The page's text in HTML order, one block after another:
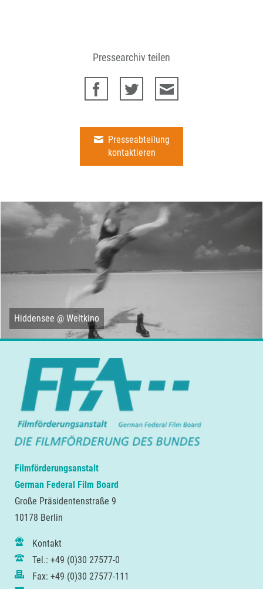
Pressearchiv teilen
Presseabteilung
kontaktieren
Hiddensee @ Weltkino
Filmförderungsanstalt
German Federal Film Board
Große Präsidentenstraße 9
10178 Berlin
Kontakt
Tel.: +49 (0)30 27577-0
Fax: +49 (0)30 27577-111